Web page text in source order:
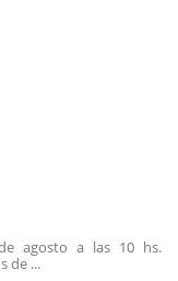
agosto a las 10 hs.
de ...